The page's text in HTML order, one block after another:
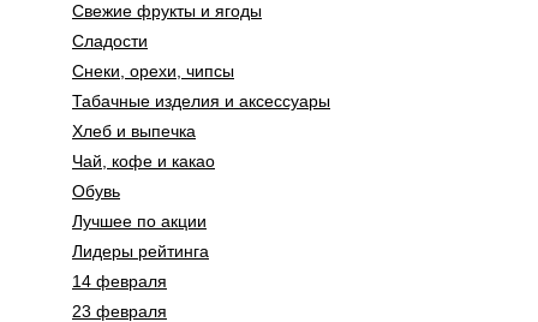
Свежие фрукты и ягоды
Сладости
Снеки, орехи, чипсы
Табачные изделия и аксессуары
Хлеб и выпечка
Чай, кофе и какао
Обувь
Лучшее по акции
Лидеры рейтинга
14 февраля
23 февраля